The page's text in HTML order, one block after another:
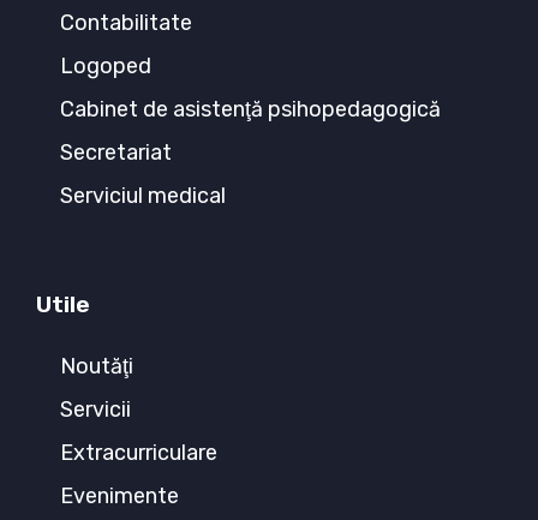
Contabilitate
Logoped
Cabinet de asistenţă psihopedagogică
Secretariat
Serviciul medical
Utile
Noutăţi
Servicii
Extracurriculare
Evenimente